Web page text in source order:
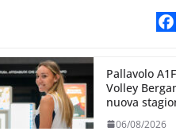
Pallavolo
Volley
nuova
mercato si
Ungureanu
06/08/2026